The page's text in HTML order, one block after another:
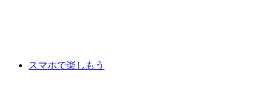
スマホで楽しもう